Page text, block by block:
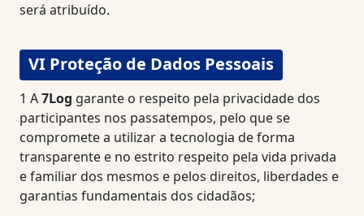
será atribuído.
VI Proteção de Dados Pessoais
1 A7Log garante o respeito pela privacidade dos
participantes nos passatempos, pelo que se
compromete a utilizar a tecnologia de forma
transparente e no estrito respeito pela vida privada
e familiar dos mesmos e pelos direitos, liberdades e
garantias fundamentais dos cidadãos;